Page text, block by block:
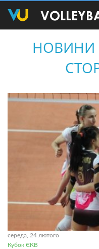
НОВИНИ
середа, 24 лютого
Кубок ЄКВ